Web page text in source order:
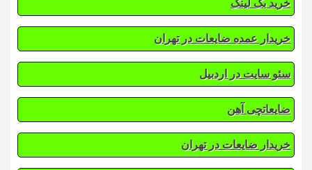
خرید بک لینک
خریدار عمده ضایعات در تهران
سئو سایت در اردبیل
ضایعاتچی آهن
خریدار ضایعات در تهران